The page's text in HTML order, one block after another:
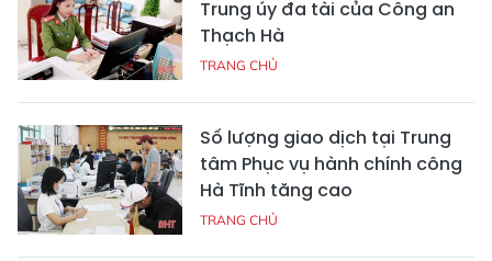
Trung úy đa tài của Công an
Thạch Hà
TRANG CHỦ
Số lượng giao dịch tại Trung
tâm Phục vụ hành chính công
Hà Tĩnh tăng cao
TRANG CHỦ